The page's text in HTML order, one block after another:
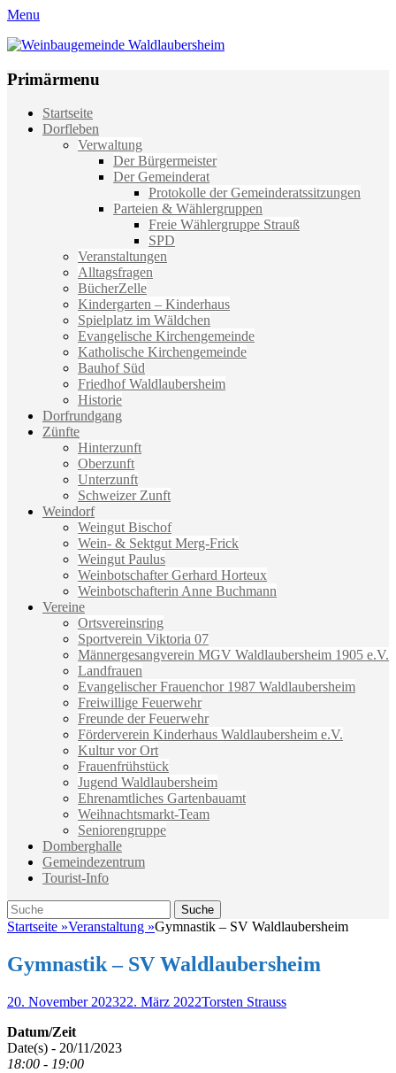
Menu
Weinbaugemeinde Waldlaubersheim
Primärmenu
Weiter
zum
Startseite
Dorfleben
Verwaltung
Der Bürgermeister
Der Gemeinderat
Protokolle der Gemeinderatssitzungen
Parteien & Wählergruppen
Freie Wählergruppe Strauß
SPD
Veranstaltungen
Alltagsfragen
BücherZelle
Kindergarten – Kinderhaus
Spielplatz im Wäldchen
Evangelische Kirchengemeinde
Katholische Kirchengemeinde
Bauhof Süd
Friedhof Waldlaubersheim
Historie
Dorfrundgang
Zünfte
Hinterzunft
Oberzunft
Unterzunft
Schweizer Zunft
Weindorf
Weingut Bischof
Wein- & Sektgut Merg-Frick
Weingut Paulus
Weinbotschafter Gerhard Horteux
Weinbotschafterin Anne Buchmann
Vereine
Ortsvereinsring
Sportverein Viktoria 07
Männergesangverein MGV Waldlaubersheim 1905 e.V.
Landfrauen
Evangelischer Frauenchor 1987 Waldlaubersheim
Freiwillige Feuerwehr
Freunde der Feuerwehr
Förderverein Kinderhaus Waldlaubersheim e.V.
Kultur vor Ort
Frauenfrühstück
Jugend Waldlaubersheim
Ehrenamtliches Gartenbauamt
Weihnachtsmarkt-Team
Seniorengruppe
Domberghalle
Gemeindezentrum
Tourist-Info
Suche
Suche
nach:
Startseite »Veranstaltung »Gymnastik – SV Waldlaubersheim
Gymnastik – SV Waldlaubersheim
Veröffentlicht
20. November 202322. März 2022Autor
Torsten Strauss
Datum/Zeit
Date(s) - 20/11/2023
18:00 - 19:00